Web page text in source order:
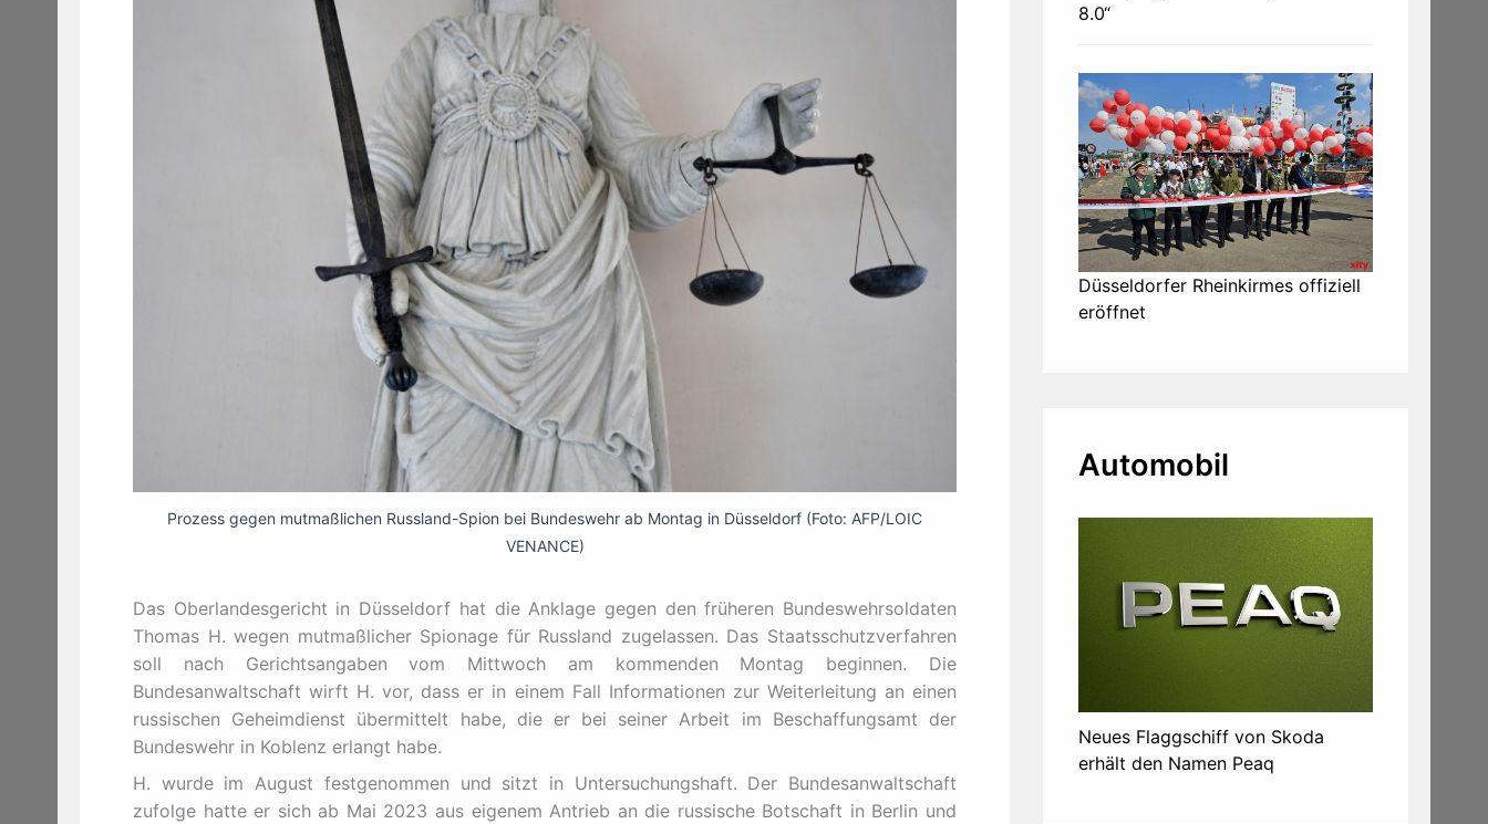
Prozess gegen mutmaßlichen Russland-Spion bei Bundeswehr ab Montag in Düsseldorf (Foto: AFP/LOIC
VENANCE)
Das Oberlandesgericht in Düsseldorf hat die Anklage gegen den früheren Bundeswehrsoldaten
Thomas H. wegen mutmaßlicher Spionage für Russland zugelassen. Das Staatsschutzverfahren
soll nach Gerichtsangaben vom Mittwoch am kommenden Montag beginnen. Die
Bundesanwaltschaft wirft H. vor, dass er in einem Fall Informationen zur Weiterleitung an einen
russischen Geheimdienst übermittelt habe, die er bei seiner Arbeit im Beschaffungsamt der
Bundeswehr in Koblenz erlangt habe.
H. wurde im August festgenommen und sitzt in Untersuchungshaft. Der Bundesanwaltschaft
zufolge hatte er sich ab Mai 2023 aus eigenem Antrieb an die russische Botschaft in Berlin und
8.0“
Düsseldorfer Rheinkirmes offiziell
eröffnet
Automobil
Neues Flaggschiff von Skoda
erhält den Namen Peaq